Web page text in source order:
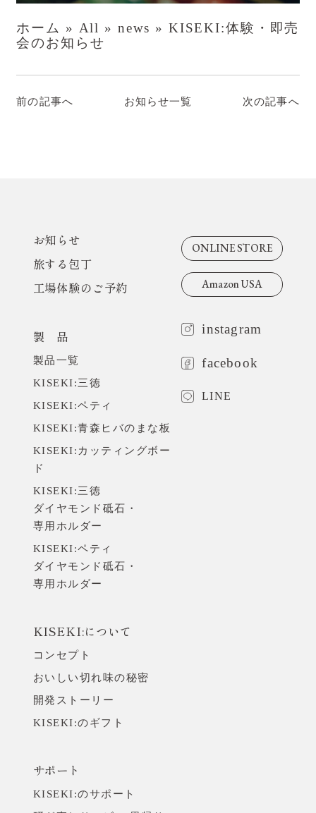
ホーム » All » news » KISEKI:体験・即売
会のお知らせ
前の記事へ お知らせ一覧 次の記事へ
ONLINE STORE
Amazon USA
instagram
facebook
LINE
お知らせ
旅する包丁
工場体験のご予約
製 品
製品一覧
KISEKI:三徳
KISEKI:ペティ
KISEKI:青森ヒバのまな板
KISEKI:カッティングボー
ド
KISEKI:三徳
ダイヤモンド砥石・
専用ホルダー
KISEKI:ペティ
ダイヤモンド砥石・
専用ホルダー
KISEKI:について
コンセプト
おいしい切れ味の秘密
開発ストーリー
KISEKI:のギフト
サポート
KISEKI:のサポート